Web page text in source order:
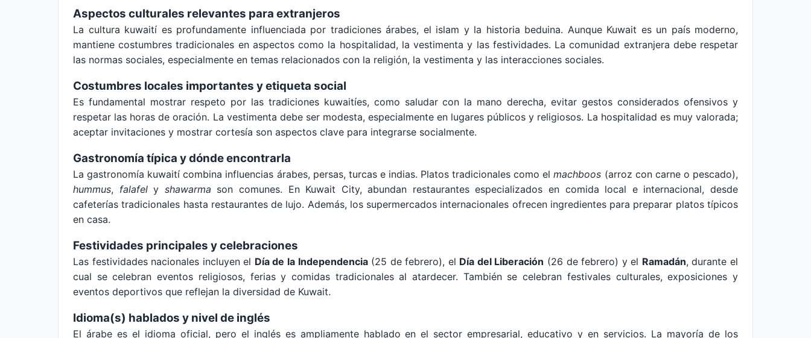
Aspectos culturales relevantes para extranjeros
La cultura kuwaití es profundamente influenciada por tradiciones árabes, el islam y la historia beduina. Aunque Kuwait es un país moderno,
mantiene costumbres tradicionales en aspectos como la hospitalidad, la vestimenta y las festividades. La comunidad extranjera debe respetar
las normas sociales, especialmente en temas relacionados con la religión, la vestimenta y las interacciones sociales.
Costumbres locales importantes y etiqueta social
Es fundamental mostrar respeto por las tradiciones kuwaitíes, como saludar con la mano derecha, evitar gestos considerados ofensivos y
respetar las horas de oración. La vestimenta debe ser modesta, especialmente en lugares públicos y religiosos. La hospitalidad es muy valorada;
aceptar invitaciones y mostrar cortesía son aspectos clave para integrarse socialmente.
Gastronomía típica y dónde encontrarla
La gastronomía kuwaití combina influencias árabes, persas, turcas e indias. Platos tradicionales como elmachboos (arroz con carne o pescado),
hummus, falafely shawarma son comunes. En Kuwait City, abundan restaurantes especializados en comida local e internacional, desde
cafeterías tradicionales hasta restaurantes de lujo. Además, los supermercados internacionales ofrecen ingredientes para preparar platos típicos
en casa.
Festividades principales y celebraciones
Las festividades nacionales incluyen el Día de la Independencia(25 de febrero), el Día del Liberación (26 de febrero) y el Ramadán, durante el
cual se celebran eventos religiosos, ferias y comidas tradicionales al atardecer. También se celebran festivales culturales, exposiciones y
eventos deportivos que reflejan la diversidad de Kuwait.
Idioma(s) hablados y nivel de inglés
El árabe es el idioma oficial, pero el inglés es ampliamente hablado en el sector empresarial, educativo y en servicios. La mayoría de los